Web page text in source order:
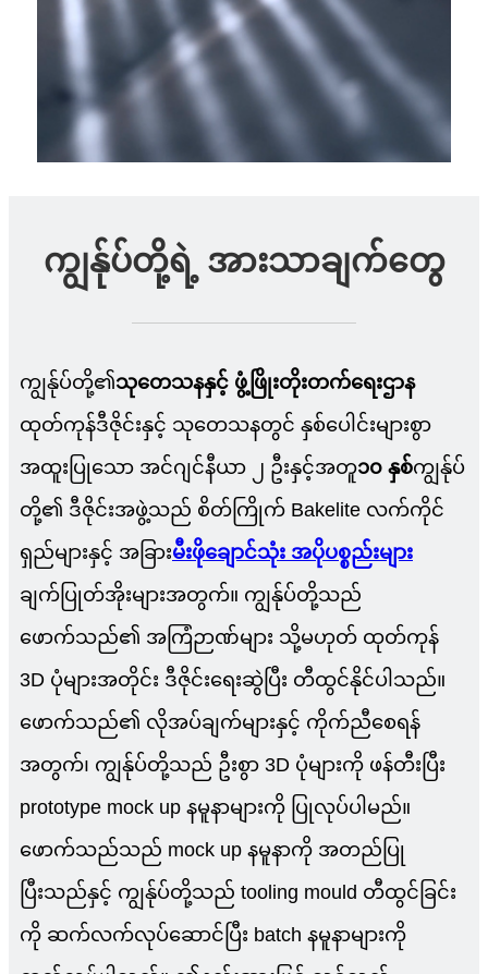
ကျွန်ုပ်တို့ရဲ့ အားသာချက်တွေ
ကျွန်ုပ်တို့၏သုတေသနနှင့် ဖွံ့ဖြိုးတိုးတက်ရေးဌာန
ထုတ်ကုန်ဒီဇိုင်းနှင့် သုတေသနတွင် နှစ်ပေါင်းများစွာ
အထူးပြုသော အင်ဂျင်နီယာ ၂ ဦးနှင့်အတူ၁၀ နှစ်ကျွန်ုပ်
တို့၏ ဒီဇိုင်းအဖွဲ့သည် စိတ်ကြိုက် Bakelite လက်ကိုင်
ရှည်များနှင့် အခြားမီးဖိုချောင်သုံး အပိုပစ္စည်းများ
ချက်ပြုတ်အိုးများအတွက်။ ကျွန်ုပ်တို့သည်
ဖောက်သည်၏ အကြံဉာဏ်များ သို့မဟုတ် ထုတ်ကုန်
3D ပုံများအတိုင်း ဒီဇိုင်းရေးဆွဲပြီး တီထွင်နိုင်ပါသည်။
ဖောက်သည်၏ လိုအပ်ချက်များနှင့် ကိုက်ညီစေရန်
အတွက်၊ ကျွန်ုပ်တို့သည် ဦးစွာ 3D ပုံများကို ဖန်တီးပြီး
prototype mock up နမူနာများကို ပြုလုပ်ပါမည်။
ဖောက်သည်သည် mock up နမူနာကို အတည်ပြု
ပြီးသည်နှင့် ကျွန်ုပ်တို့သည် tooling mould တီထွင်ခြင်း
ကို ဆက်လက်လုပ်ဆောင်ပြီး batch နမူနာများကို